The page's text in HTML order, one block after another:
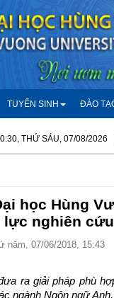
TUYỂN SINH ĐÀO
THỨ SÁU, 07/08/2026
học Hùng
lực nghiên
năm, 07/06/2018, 15:43
ra giải pháp phù
ngành Ngôn ngữ